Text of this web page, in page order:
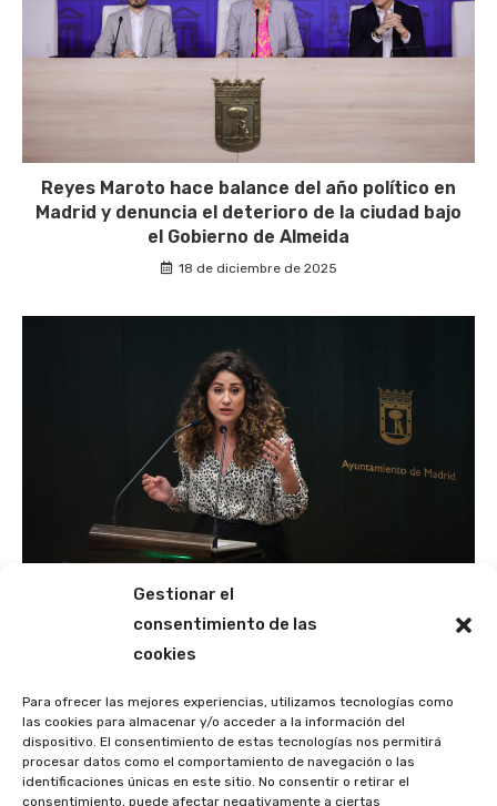
Gestionar el
consentimiento de las
cookies
Para ofrecer las mejores experiencias, utilizamos tecnologías como
las cookies para almacenar y/o acceder a la información del
dispositivo. El consentimiento de estas tecnologías nos permitirá
procesar datos como el comportamiento de navegación o las
identificaciones únicas en este sitio. No consentir o retirar el
consentimiento, puede afectar negativamente a ciertas
Reyes Maroto hace balance del año político en
Madrid y denuncia el deterioro de la ciudad bajo
el Gobierno de Almeida
18 de diciembre de 2025
El Grupo Municipal Socialista propone una tasa
31 de octubre de 2025